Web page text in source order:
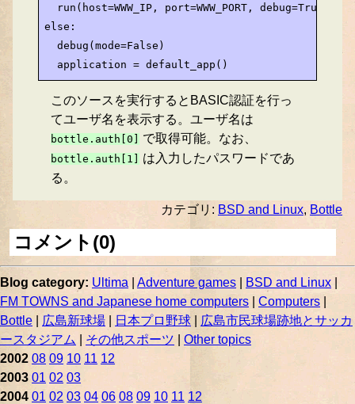
run(host=WWW_IP, port=WWW_PORT, debug=True,
else:
  debug(mode=False)
  application = default_app()
このソースを実行するとBASIC認証を行っ
てユーザ名を表示する。ユーザ名は
bottle.auth[0] で取得可能。なお、
bottle.auth[1]
は入力したパスワードであ
る。
カテゴリ: BSD and Linux, Bottle
コメント(0)
Blog category: Ultima Adventure games BSD and Linux
FM TOWNS and Japanese home computers
Computers
Bottle
広島新球場 日本プロ野球
広島市民球場跡地とサッカ
ースタジアム
その他スポーツ
Other topics
2002 08 09 10 11 12
2003 01 02 03
2004 01 02 03 04 06 08 09 10 11 12